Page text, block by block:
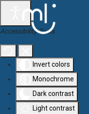
Aller au contenu principal
Accessibility Tools
Invert colors
Monochrome
Dark contrast
Light contrast